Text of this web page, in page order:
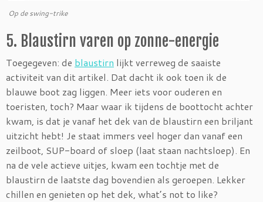
Op de swing-trike
5. Blaustirn varen op zonne-energie
Toegegeven: de blaustirn lijkt verreweg de saaiste
activiteit van dit artikel. Dat dacht ik ook toen ik de
blauwe boot zag liggen. Meer iets voor ouderen en
toeristen, toch? Maar waar ik tijdens de boottocht achter
kwam, is dat je vanaf het dek van de blaustirn een briljant
uitzicht hebt! Je staat immers veel hoger dan vanaf een
zeilboot, SUP-board of sloep (laat staan nachtsloep). En
na de vele actieve uitjes, kwam een tochtje met de
blaustirn de laatste dag bovendien als geroepen. Lekker
chillen en genieten op het dek, what’s not to like?